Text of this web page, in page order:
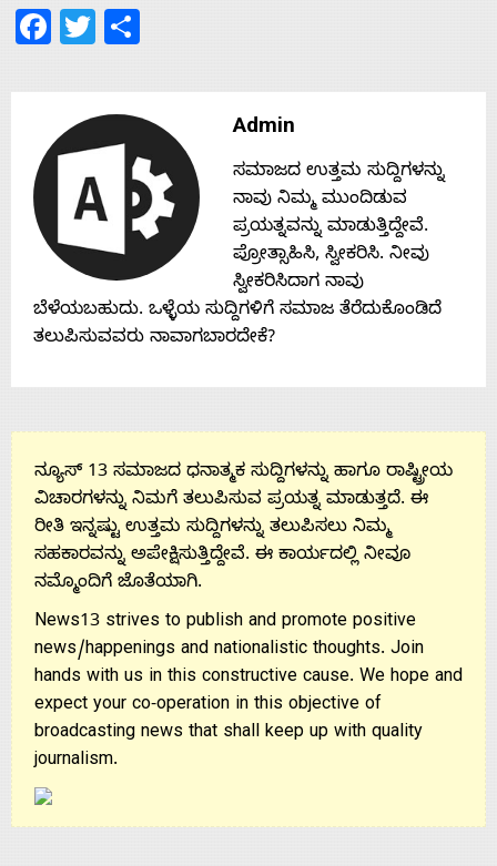
UsFacebook
Twitter
Admin
ಸಮಾಜದ ಉತ್ತಮ ಸುದ್ದಿಗಳನ್ನು
ನಾವು ನಿಮ್ಮ ಮುಂದಿಡುವ
ಪ್ರಯತ್ನವನ್ನು ಮಾಡುತ್ತಿದ್ದೇವೆ.
ಪ್ರೋತ್ಸಾಹಿಸಿ, ಸ್ವೀಕರಿಸಿ. ನೀವು
ಸ್ವೀಕರಿಸಿದಾಗ ನಾವು
ಬೆಳೆಯಬಹುದು. ಒಳ್ಳೆಯ ಸುದ್ದಿಗಳಿಗೆ ಸಮಾಜ ತೆರೆದುಕೊಂಡಿದೆ
ತಲುಪಿಸುವವರು ನಾವಾಗಬಾರದೇಕೆ?
ನ್ಯೂಸ್ 13 ಸಮಾಜದ ಧನಾತ್ಮಕ ಸುದ್ದಿಗಳನ್ನು ಹಾಗೂ ರಾಷ್ಟ್ರೀಯ
ವಿಚಾರಗಳನ್ನು ನಿಮಗೆ ತಲುಪಿಸುವ ಪ್ರಯತ್ನ ಮಾಡುತ್ತದೆ. ಈ
ರೀತಿ ಇನ್ನಷ್ಟು ಉತ್ತಮ ಸುದ್ದಿಗಳನ್ನು ತಲುಪಿಸಲು ನಿಮ್ಮ
ಸಹಕಾರವನ್ನು ಅಪೇಕ್ಷಿಸುತ್ತಿದ್ದೇವೆ. ಈ ಕಾರ್ಯದಲ್ಲಿ ನೀವೂ
ನಮ್ಮೊಂದಿಗೆ ಜೊತೆಯಾಗಿ.
News13 strives to publish and promote positive
news/happenings and nationalistic thoughts. Join
hands with us in this constructive cause. We hope and
expect your co-operation in this objective of
broadcasting news that shall keep up with quality
journalism.